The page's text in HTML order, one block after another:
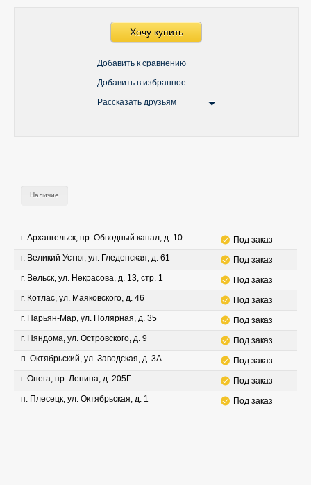
Хочу купить
Добавить к сравнению
Добавить в избранное
Рассказать друзьям
Наличие
г. Архангельск, пр. Обводный канал, д. 10
Под заказ
г. Великий Устюг, ул. Гледенская, д. 61
Под заказ
г. Вельск, ул. Некрасова, д. 13, стр. 1
Под заказ
г. Котлас, ул. Маяковского, д. 46
Под заказ
г. Нарьян-Мар, ул. Полярная, д. 35
Под заказ
г. Няндома, ул. Островского, д. 9
Под заказ
п. Октябрьский, ул. Заводская, д. 3А
Под заказ
г. Онега, пр. Ленина, д. 205Г
Под заказ
п. Плесецк, ул. Октябрьская, д. 1
Под заказ